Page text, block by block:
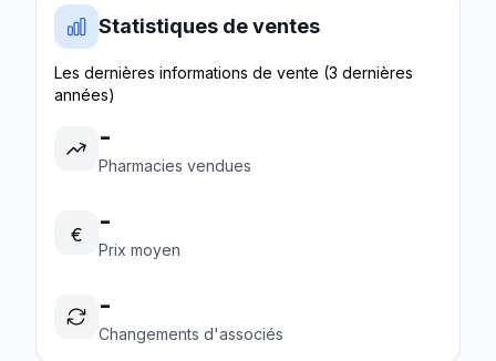
Statistiques de ventes
Les dernières informations de vente (3 dernières
années)
-
Pharmacies vendues
€ -
Prix moyen
-
Changements d'associés